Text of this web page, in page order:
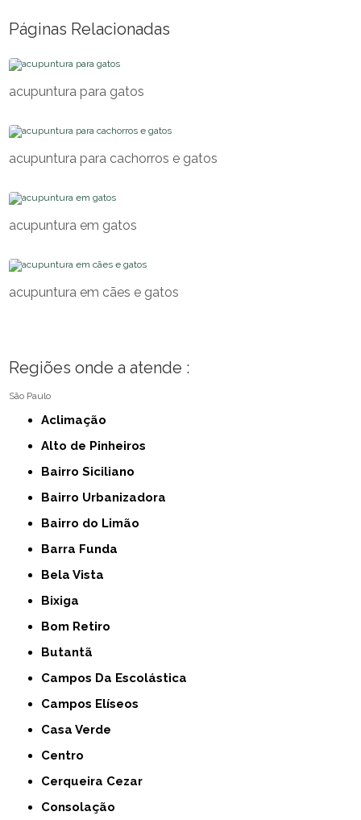
Páginas Relacionadas
acupuntura para gatos
acupuntura para cachorros e gatos
acupuntura em gatos
acupuntura em cães e gatos
Regiões onde a atende :
São Paulo
Aclimação
Alto de Pinheiros
Bairro Siciliano
Bairro Urbanizadora
Bairro do Limão
Barra Funda
Bela Vista
Bixiga
Bom Retiro
Butantã
Campos Da Escolástica
Campos Elíseos
Casa Verde
Centro
Cerqueira Cezar
Consolação